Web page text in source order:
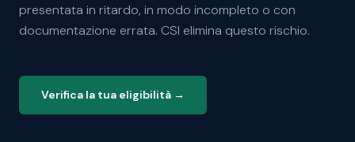
presentata in ritardo, in modo incompleto o con
documentazione errata. CSI elimina questo rischio.
Verifica la tua eligibilità →